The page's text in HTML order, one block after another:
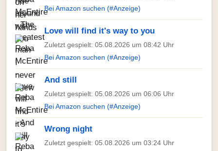
Bei Amazon suchen (#Anzeige)
Love will find it's way to you
Zuletzt gespielt: 05.08.2026 um 08:42 Uhr
Bei Amazon suchen (#Anzeige)
And still
Zuletzt gespielt: 05.08.2026 um 06:06 Uhr
Bei Amazon suchen (#Anzeige)
Wrong night
Zuletzt gespielt: 05.08.2026 um 03:24 Uhr